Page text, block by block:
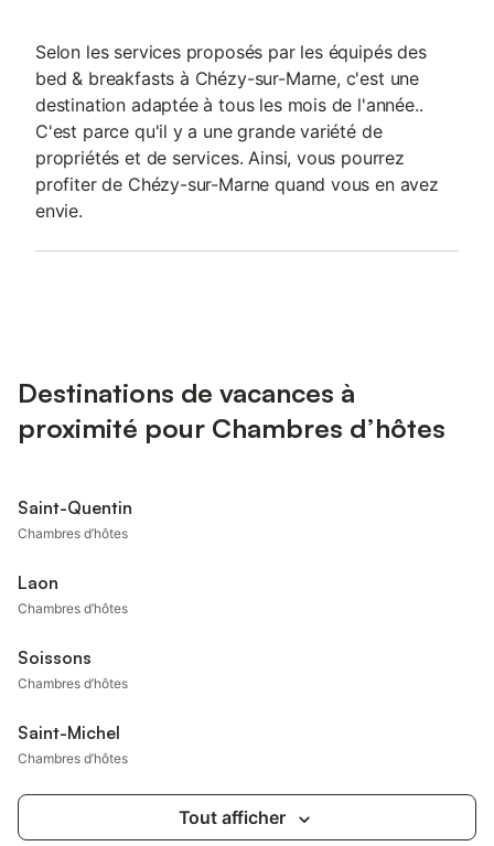
Selon les services proposés par les équipés des
bed & breakfasts à Chézy-sur-Marne, c'est une
destination adaptée à tous les mois de l'année..
C'est parce qu'il y a une grande variété de
propriétés et de services. Ainsi, vous pourrez
profiter de Chézy-sur-Marne quand vous en avez
envie.
Destinations de vacances à
proximité pour Chambres d’hôtes
Saint-Quentin
Chambres d’hôtes
Laon
Chambres d’hôtes
Soissons
Chambres d’hôtes
Saint-Michel
Chambres d’hôtes
Tout afficher